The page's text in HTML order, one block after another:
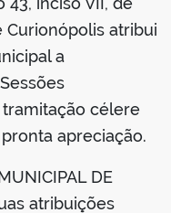
Curionópolis atribui
a
tramitação célere
apreciação.
DE
atribuições